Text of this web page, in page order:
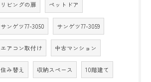
リビングの扉 ペットドア
サンゲツ77-3050 サンゲツ77-3059
エアコン取付け 中古マンション
住み替え 収納スペース 10階建て